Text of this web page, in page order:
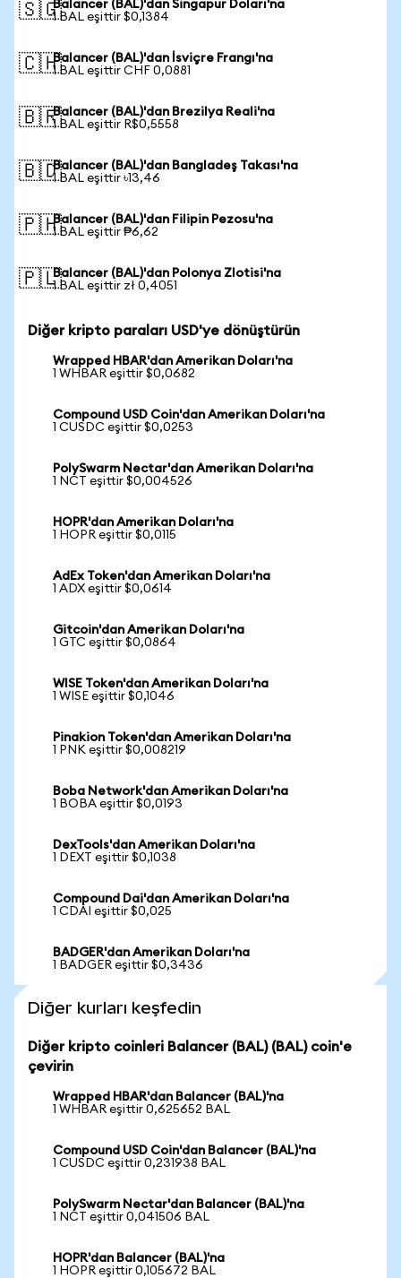
🇸🇬Balancer (BAL)'dan Singapur Doları'na
1 BAL eşittir $0,1384
🇨🇭Balancer (BAL)'dan İsviçre Frangı'na
1 BAL eşittir CHF 0,0881
🇧🇷Balancer (BAL)'dan Brezilya Reali'na
1 BAL eşittir R$0,5558
🇧🇩Balancer (BAL)'dan Bangladeş Takası'na
1 BAL eşittir ৳13,46
🇵🇭Balancer (BAL)'dan Filipin Pezosu'na
1 BAL eşittir ₱6,62
🇵🇱Balancer (BAL)'dan Polonya Zlotisi'na
1 BAL eşittir zł 0,4051
Diğer kripto paraları USD'ye dönüştürün
Wrapped HBAR'dan Amerikan Doları'na
1 WHBAR eşittir $0,0682
Compound USD Coin'dan Amerikan Doları'na
1 CUSDC eşittir $0,0253
PolySwarm Nectar'dan Amerikan Doları'na
1 NCT eşittir $0,004526
HOPR'dan Amerikan Doları'na
1 HOPR eşittir $0,0115
AdEx Token'dan Amerikan Doları'na
1 ADX eşittir $0,0614
Gitcoin'dan Amerikan Doları'na
1 GTC eşittir $0,0864
WISE Token'dan Amerikan Doları'na
1 WISE eşittir $0,1046
Pinakion Token'dan Amerikan Doları'na
1 PNK eşittir $0,008219
Boba Network'dan Amerikan Doları'na
1 BOBA eşittir $0,0193
DexTools'dan Amerikan Doları'na
1 DEXT eşittir $0,1038
Compound Dai'dan Amerikan Doları'na
1 CDAI eşittir $0,025
BADGER'dan Amerikan Doları'na
1 BADGER eşittir $0,3436
Diğer kurları keşfedin
Diğer kripto coinleri Balancer (BAL) (BAL) coin'e
çevirin
Wrapped HBAR'dan Balancer (BAL)'na
1 WHBAR eşittir 0,625652 BAL
Compound USD Coin'dan Balancer (BAL)'na
1 CUSDC eşittir 0,231938 BAL
PolySwarm Nectar'dan Balancer (BAL)'na
1 NCT eşittir 0,041506 BAL
HOPR'dan Balancer (BAL)'na
1 HOPR eşittir 0,105672 BAL